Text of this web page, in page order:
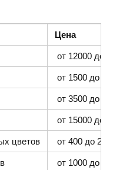
Цена
от 12000 до
от 1500 до
от 3500 до
от 15000 до
цветов от 400 до
от 1000 до